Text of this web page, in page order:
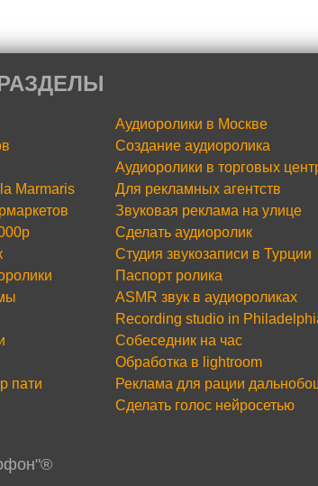
Marmaris
пати
Аудиоролики в Москве
Создание аудиоролика
Аудиоролики в торговых
Для рекламных агентств
Звуковая реклама на улице
Сделать аудиоролик
Студия звукозаписи в Турции
Паспорт ролика
ASMR звук в аудиороликах
Recording studio in
Собеседник на час
Обработка в lightroom
Реклама для рации
Сделать голос нейросетью